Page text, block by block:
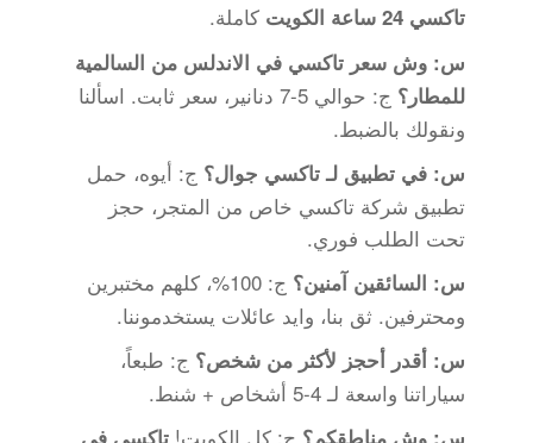
تاكسي 24 ساعة الكويت كاملة.
س: وش سعر تاكسي في الاندلس من السالمية
للمطار؟
ج: حوالي 5-7 دنانير، سعر ثابت. اسألنا
ونقولك بالضبط.
س: في تطبيق لـ تاكسي جوال؟ ج: أيوه، حمل
تطبيق شركة تاكسي خاص من المتجر، حجز
تحت الطلب فوري.
س: السائقين آمنين؟
ج: 100%، كلهم مختبرين
ومحترفين. ثق بنا، وايد عائلات يستخدموننا.
س: أقدر أحجز لأكثر من شخص؟ ج: طبعاً،
سياراتنا واسعة لـ 4-5 أشخاص + شنط.
س: وش مناطقكم؟ ج: كل الكويت! تاكسي في